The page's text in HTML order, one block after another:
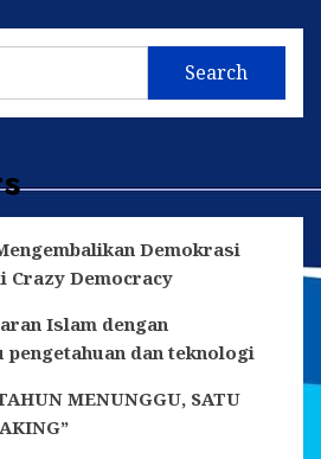
Search
Demokrasi
Crazy Democracy
Islam dengan
pengetahuan dan teknologi
MENUNGGU, SATU